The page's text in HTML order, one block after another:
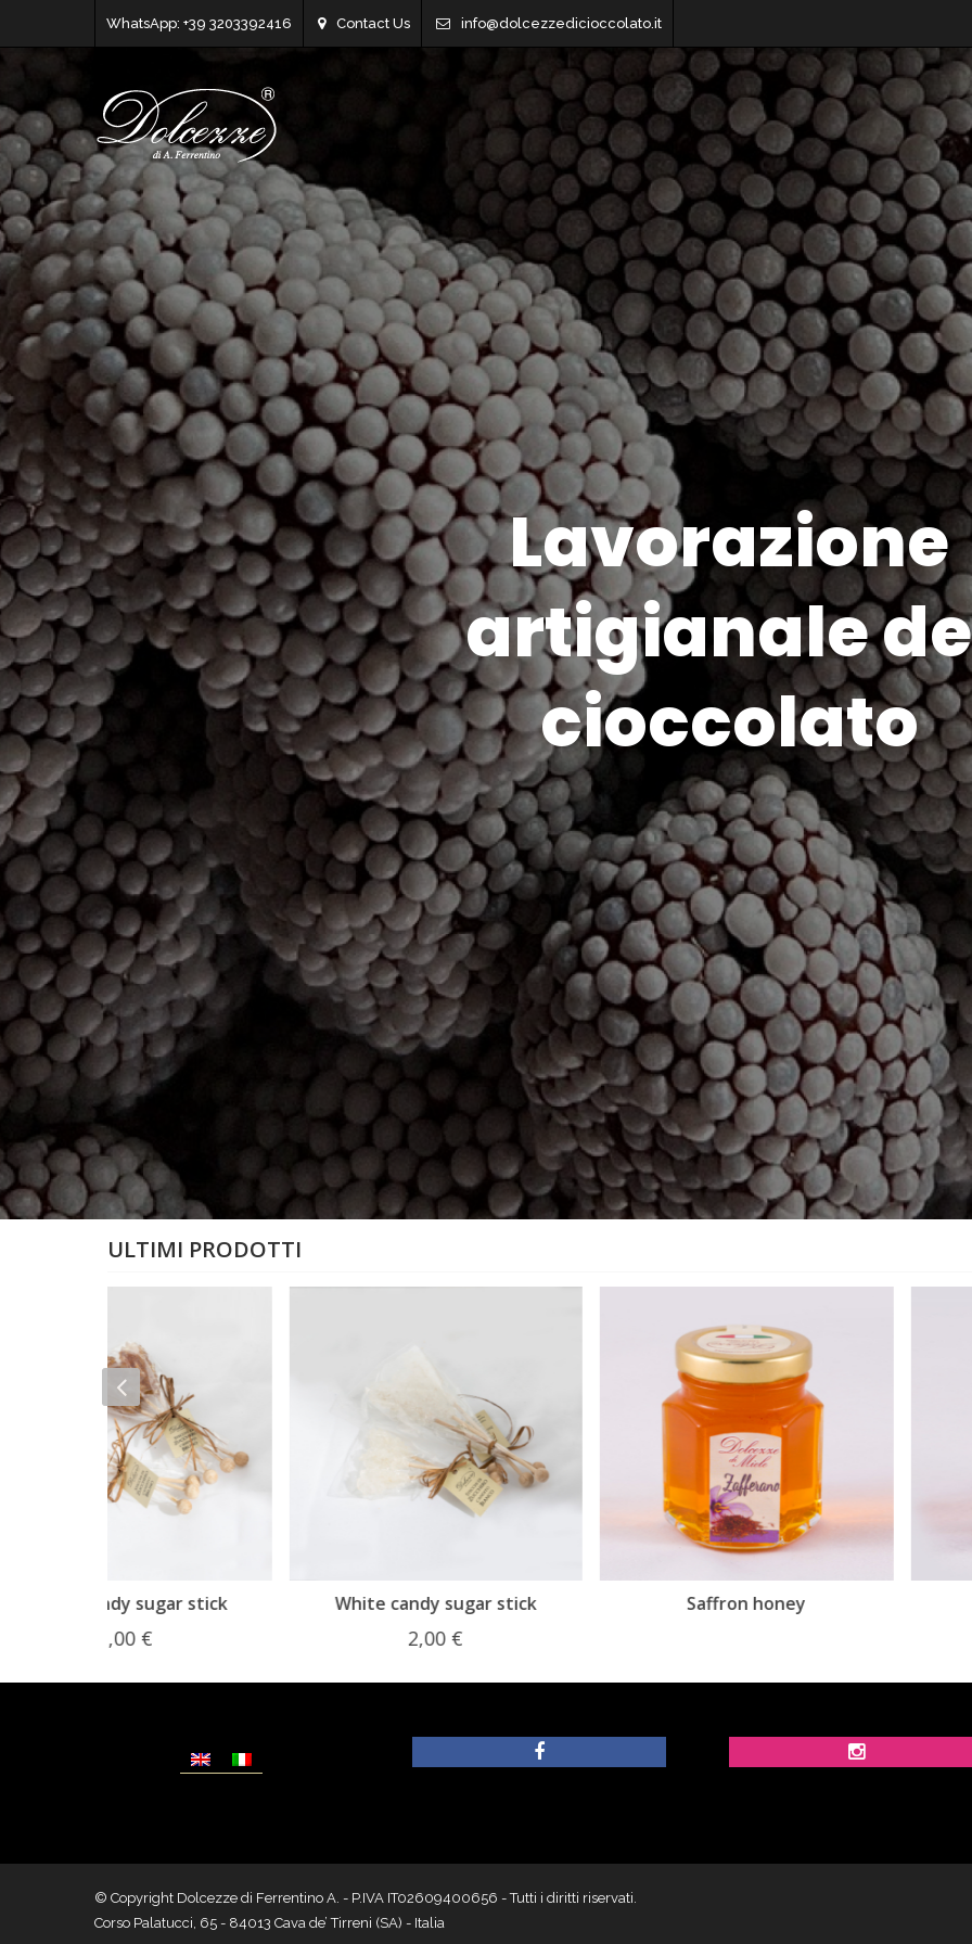
WhatsApp: +39 3203392416 Contact Us info@dolcezzedicioccolato.it
Lavorazione
artigianale
cioccolato
ULTIMI PRODOTTI
White candy sugar stick Saffron honey
© Copyright Dolcezze di Ferrentino A. - P.IVA IT02609400656 - Tutti i diritti riservati.
Corso Palatucci, 65 - 84013 Cava de’ Tirreni (SA) - Italia